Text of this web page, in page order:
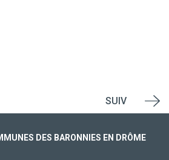
SUIV
DES BARONNIES EN DRÔME